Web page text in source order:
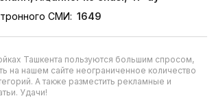
СМИ: 1649
Ташкента пользуются большим спросом,
на нашем сайте неограниченное количество
А также разместить рекламные и
Удачи!